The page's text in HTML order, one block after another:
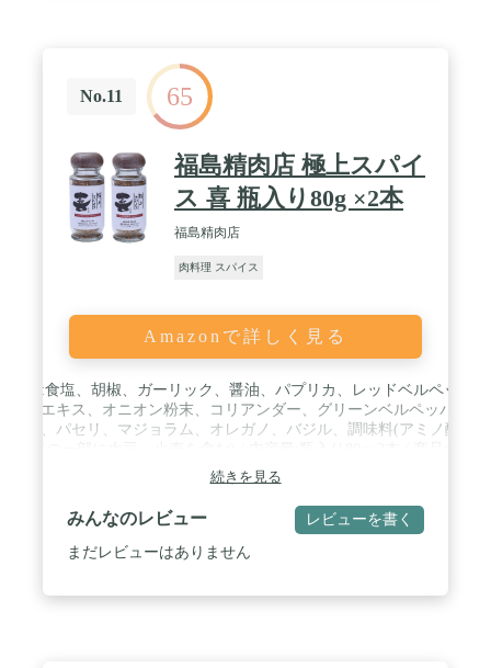
No.11 65
福島精肉店 極上スパイ
ス 喜 瓶入り80g ×2本
福島精肉店
肉料理 スパイス
Amazonで詳しく見る
材料:食塩、胡椒、ガーリック、醤油、パプリカ、レッドベルペッパ
、鰹エキス、オニオン粉末、コリアンダー、グリーンベルペッパー、
辛子、パセリ、マジョラム、オレガノ、バジル、調味料(アミノ酸等)
続きを見る
みんなのレビュー レビューを書く
まだレビューはありません